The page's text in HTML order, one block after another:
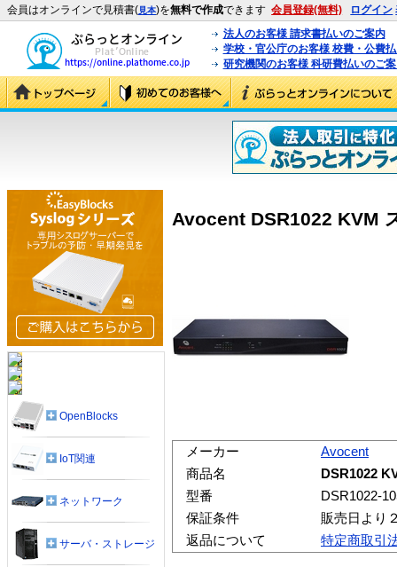
会員はオンラインで見積書(見本)を無料で作成できます 会員登録(無料) ログイン
法人のお客様 請求書払いのご案内
学校・官公庁のお客様 校費・公費
研究機関のお客様 科研費払いのご
Avocent DSR1022 KVM
メーカー
Avocent
商品名
DSR1022
型番
DSR1022-
保証条件
販売日より
返品について
特定商取引
OpenBlocks
IoT関連
ネットワーク
サーバ・ストレージ